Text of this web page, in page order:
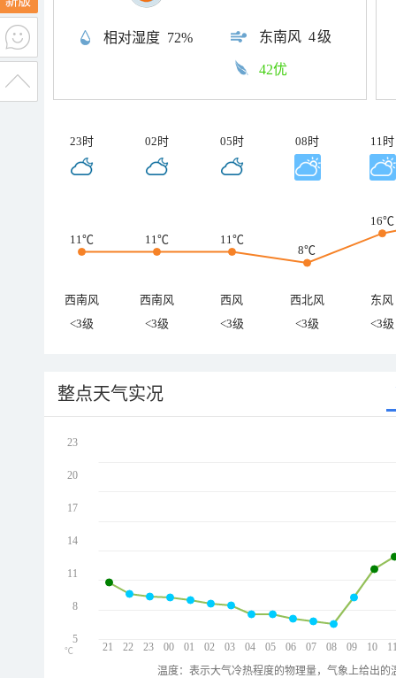
相对湿度 72% 东南风 4级
42优
23时 02时 05时 08时 11时
11℃ 11℃
11℃
8℃
16℃
西南风 西南风 西风 西北风
东风
<3级
<3级 <3级 <3级 <3级
整点天气实况
21 22 23 00 01 02 03 04 05 06 07 08 09 10
23
20
17
14
11
8
5
℃
温度：表示大气冷热程度的物理量，气象上给出